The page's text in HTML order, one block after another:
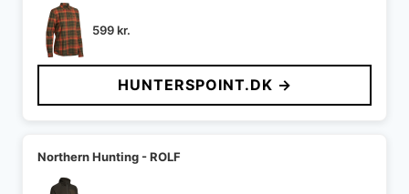
599kr.
HUNTERSPOINT.DK →
Northern Hunting - ROLF